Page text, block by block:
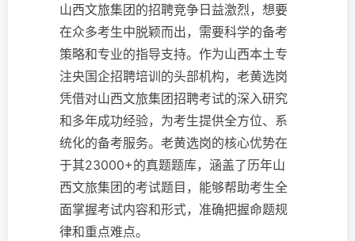
山西文旅集团的招聘竞争日益激烈，想要
在众多考生中脱颖而出，需要科学的备考
策略和专业的指导支持。作为山西本土专
注央国企招聘培训的头部机构，老黄选岗
凭借对山西文旅集团招聘考试的深入研究
和多年成功经验，为考生提供全方位、系
统化的备考服务。老黄选岗的核心优势在
于其23000+的真题题库，涵盖了历年山
西文旅集团的考试题目，能够帮助考生全
面掌握考试内容和形式，准确把握命题规
律和重点难点。